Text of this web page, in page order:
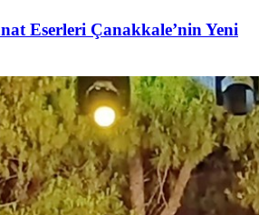
Eserleri Çanakkale’nin Yeni